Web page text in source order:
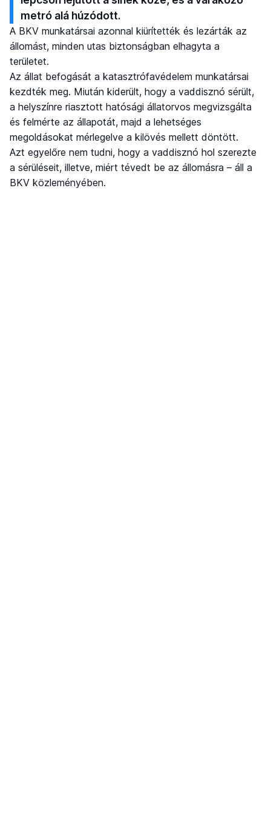
metró alá húzódott.
A BKV munkatársai azonnal kiürítették és lezárták az
állomást, minden utas biztonságban elhagyta a
területet.
Az állat befogását a katasztrófavédelem munkatársai
kezdték meg. Miután kiderült, hogy a vaddisznó sérült,
a helyszínre riasztott hatósági állatorvos megvizsgálta
és felmérte az állapotát, majd a lehetséges
megoldásokat mérlegelve a kilövés mellett döntött.
Azt egyelőre nem tudni, hogy a vaddisznó hol szerezte
a sérüléseit, illetve, miért tévedt be az állomásra – áll a
BKV közleményében.